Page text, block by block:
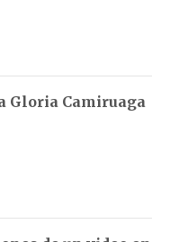
Gloria Camiruaga